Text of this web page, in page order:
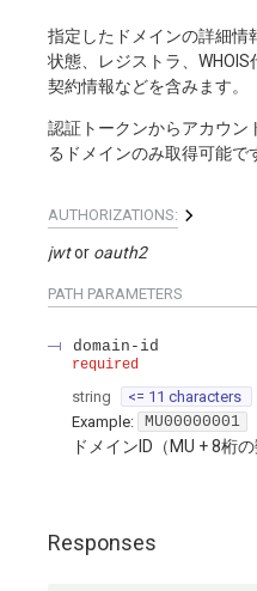
指定したドメインの詳細情
状態、レジストラ、WHOIS
契約情報などを含みます。
認証トークンからアカウン
るドメインのみ取得可能で
AUTHORIZATIONS:
jwt oauth2
PATH PARAMETERS
domain-id
required
string <= 11 characters
Example: MU00000001
ドメインID（MU + 8桁
Responses